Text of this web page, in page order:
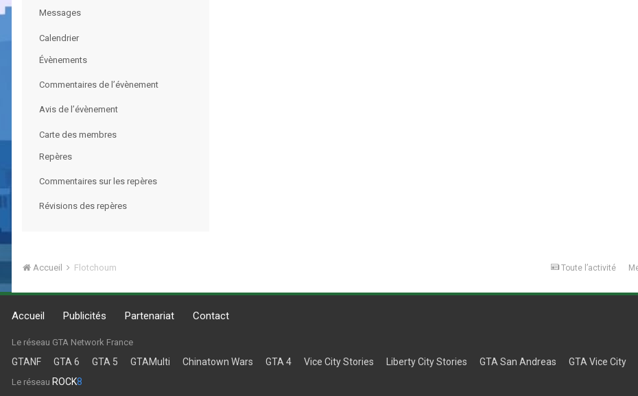
Messages
Calendrier
Évènements
Commentaires de l’évènement
Avis de l’évènement
Carte des membres
Repères
Commentaires sur les repères
Révisions des repères
Toute l’activité
Accueil Flotchoum
Accueil Publicités Partenariat Contact
Le réseau GTA Network France
GTANF GTA 6 GTA 5 GTAMulti Chinatown Wars GTA 4 Vice City Stories Liberty City Stories GTA San Andreas GTA Vice City
Le réseau ROCK8